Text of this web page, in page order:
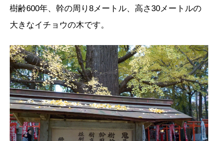
樹齢600年、幹の周り8メートル、高さ30メートルの
大きなイチョウの木です。